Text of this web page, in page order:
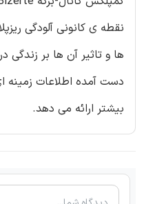
نقطه ی کانونی آلودگی
ها و تاثیر آن ها بر
دست آمده اطلاعات زمینه
بیشتر ارائه می دهد.